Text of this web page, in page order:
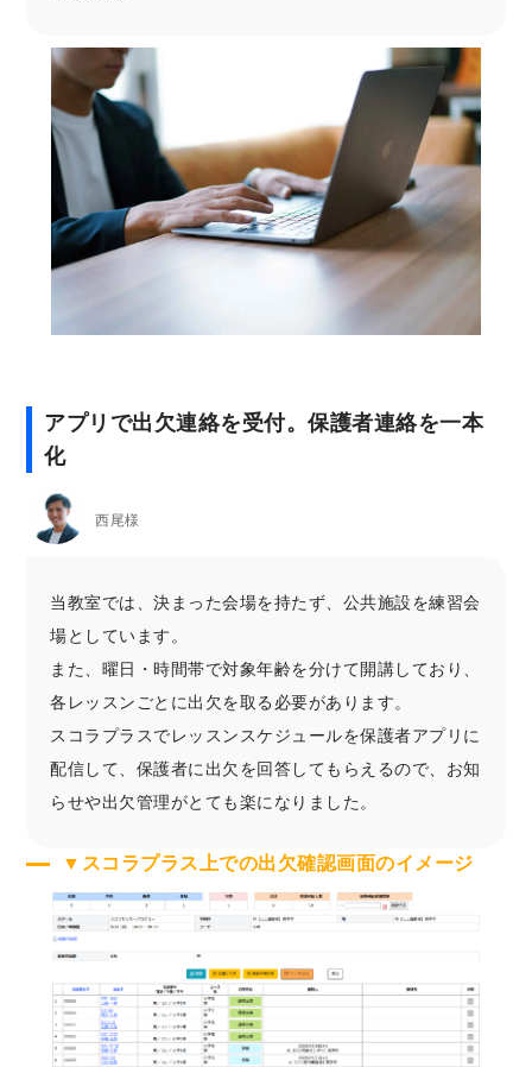
アプリで出欠連絡を受付。保護者連絡を一本
化
西尾様
当教室では、決まった会場を持たず、公共施設を練習会
場としています。
また、曜日・時間帯で対象年齢を分けて開講しており、
各レッスンごとに出欠を取る必要があります。
スコラプラスでレッスンスケジュールを保護者アプリに
配信して、保護者に出欠を回答してもらえるので、お知
らせや出欠管理がとても楽になりました。
▼スコラプラス上での出欠確認画面のイメージ